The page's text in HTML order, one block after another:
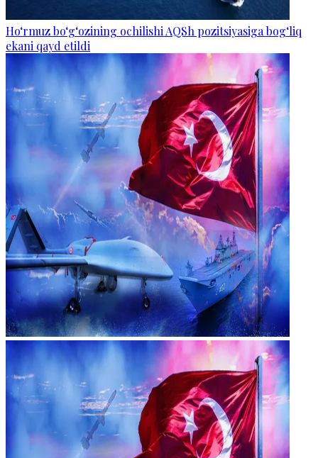
Ho‘rmuz bo‘g‘ozining ochilishi AQSh pozitsiyasiga bog‘liq
ekani qayd etildi